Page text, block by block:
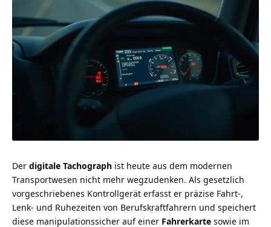
Der digitale Tachograph ist heute aus dem modernen
Transportwesen nicht mehr wegzudenken. Als gesetzlich
vorgeschriebenes Kontrollgerät erfasst er präzise Fahrt-,
Lenk- und Ruhezeiten von Berufskraftfahrern und speichert
diese manipulationssicher auf einer Fahrerkarte sowie im